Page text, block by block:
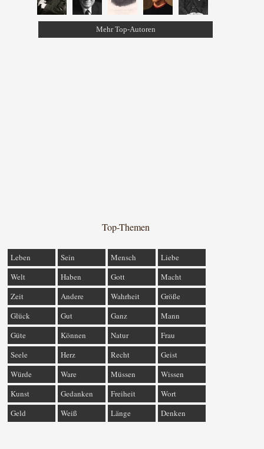
Mehr Top-Autoren
Top-Themen
Leben Sein Mensch
Liebe
Welt
Haben Gott
Macht
Zeit
Andere Wahrheit
Größe
Glück
Gut Ganz
Mann
Güte
Können Natur
Frau
Seele
Herz Recht
Geist
Würde
Ware Müssen
Wissen
Kunst
Gedanken Freiheit
Wort
Geld
Weiß Länge Denken